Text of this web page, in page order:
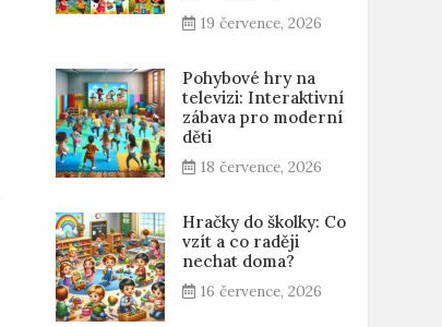
19 července, 2026
Pohybové hry na
televizi: Interaktivní
zábava pro moderní
děti
18 července, 2026
Hračky do školky: Co
vzít a co raději
nechat doma?
16 července, 2026